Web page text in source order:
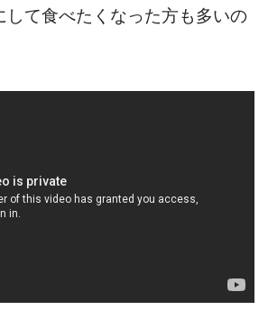
して食べたくなった方も多いの